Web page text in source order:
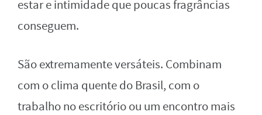
estar e intimidade que poucas fragrâncias
conseguem.
São extremamente versáteis. Combinam
com o clima quente do Brasil, com o
trabalho no escritório ou um encontro mais